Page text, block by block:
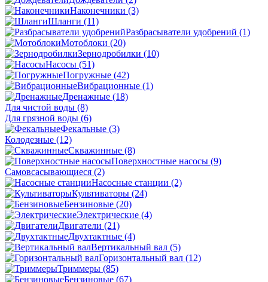
Наконечники (3)
Шланги (11)
Разбрасыватели удобрений (1)
Мотоблоки (20)
Зернодробилки (10)
Насосы (51)
Погружные (42)
Вибрационные (1)
Дренажные (18)
Для чистой воды (8)
Для грязной воды (6)
Фекальные (3)
Колодезные (12)
Скважинные (8)
Поверхностные насосы (9)
Самовсасывающиеся (2)
Насосные станции (2)
Культиваторы (24)
Бензиновые (20)
Электрические (4)
Двигатели (21)
Двухтактные (4)
Вертикальный вал (5)
Горизонтальный вал (12)
Триммеры (85)
Бензиновые (67)